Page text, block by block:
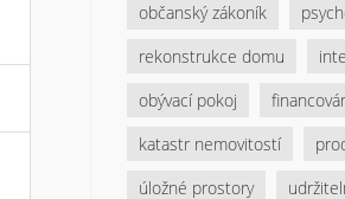
občanský zákoník
rekonstrukce domu
obývací pokoj
katastr nemovitostí
úložné prostory